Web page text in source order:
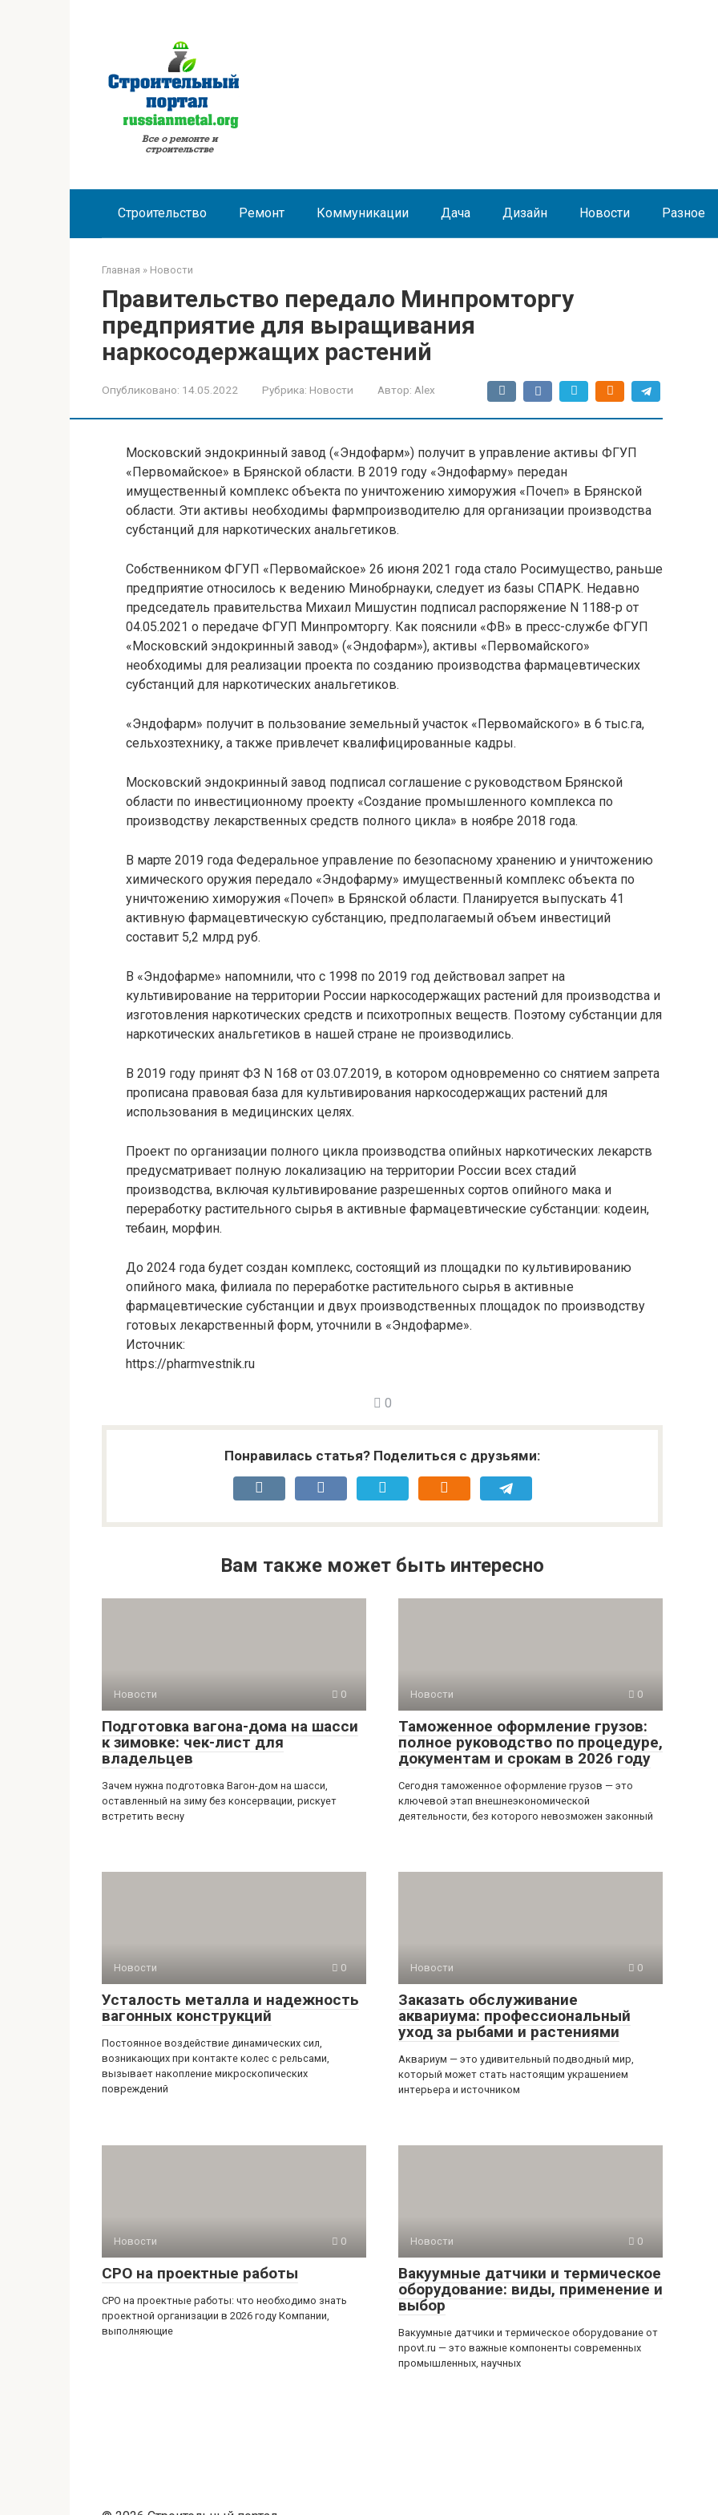
Строительство Ремонт Коммуникации Дача Дизайн Новости Разное
Главная » Новости
Правительство передало Минпромторгу
предприятие для выращивания
наркосодержащих растений
Опубликовано: 14.05.2022 Рубрика: Новости Автор: Alex
Московский эндокринный завод («Эндофарм») получит в управление активы ФГУП
«Первомайское» в Брянской области. В 2019 году «Эндофарму» передан
имущественный комплекс объекта по уничтожению химоружия «Почеп» в Брянской
области. Эти активы необходимы фармпроизводителю для организации производства
субстанций для наркотических анальгетиков.
Собственником ФГУП «Первомайское» 26 июня 2021 года стало Росимущество, раньше
предприятие относилось к ведению Минобрнауки, следует из базы СПАРК. Недавно
председатель правительства Михаил Мишустин подписал распоряжение N 1188-р от
04.05.2021 о передаче ФГУП Минпромторгу. Как пояснили «ФВ» в пресс-службе ФГУП
«Московский эндокринный завод» («Эндофарм»), активы «Первомайского»
необходимы для реализации проекта по созданию производства фармацевтических
субстанций для наркотических анальгетиков.
«Эндофарм» получит в пользование земельный участок «Первомайского» в 6 тыс.га,
сельхозтехнику, а также привлечет квалифицированные кадры.
Московский эндокринный завод подписал соглашение с руководством Брянской
области по инвестиционному проекту «Создание промышленного комплекса по
производству лекарственных средств полного цикла» в ноябре 2018 года.
В марте 2019 года Федеральное управление по безопасному хранению и уничтожению
химического оружия передало «Эндофарму» имущественный комплекс объекта по
уничтожению химоружия «Почеп» в Брянской области. Планируется выпускать 41
активную фармацевтическую субстанцию, предполагаемый объем инвестиций
составит 5,2 млрд руб.
В «Эндофарме» напомнили, что с 1998 по 2019 год действовал запрет на
культивирование на территории России наркосодержащих растений для производства и
изготовления наркотических средств и психотропных веществ. Поэтому субстанции для
наркотических анальгетиков в нашей стране не производились.
В 2019 году принят ФЗ N 168 от 03.07.2019, в котором одновременно со снятием запрета
прописана правовая база для культивирования наркосодержащих растений для
использования в медицинских целях.
Проект по организации полного цикла производства опийных наркотических лекарств
предусматривает полную локализацию на территории России всех стадий
производства, включая культивирование разрешенных сортов опийного мака и
переработку растительного сырья в активные фармацевтические субстанции: кодеин,
тебаин, морфин.
До 2024 года будет создан комплекс, состоящий из площадки по культивированию
опийного мака, филиала по переработке растительного сырья в активные
фармацевтические субстанции и двух производственных площадок по производству
готовых лекарственный форм, уточнили в «Эндофарме».
Источник:
https://pharmvestnik.ru
0
Понравилась статья? Поделиться с друзьями:
Вам также может быть интересно
Новости 0
Подготовка вагона-дома на шасси
к зимовке: чек-лист для
владельцев
Зачем нужна подготовка Вагон-дом на шасси,
оставленный на зиму без консервации, рискует
встретить весну
Новости 0
Таможенное оформление грузов:
полное руководство по процедуре,
документам и срокам в 2026 году
Сегодня таможенное оформление грузов — это
ключевой этап внешнеэкономической
деятельности, без которого невозможен законный
Новости 0
Усталость металла и надежность
вагонных конструкций
Постоянное воздействие динамических сил,
возникающих при контакте колес с рельсами,
вызывает накопление микроскопических
повреждений
Новости 0
Заказать обслуживание
аквариума: профессиональный
уход за рыбами и растениями
Аквариум — это удивительный подводный мир,
который может стать настоящим украшением
интерьера и источником
Новости 0
СРО на проектные работы
СРО на проектные работы: что необходимо знать
проектной организации в 2026 году Компании,
выполняющие
Новости 0
Вакуумные датчики и термическое
оборудование: виды, применение и
выбор
Вакуумные датчики и термическое оборудование от
npovt.ru — это важные компоненты современных
промышленных, научных